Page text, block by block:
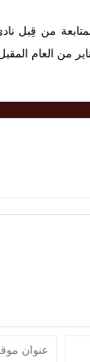
هدفٌ جديرٌ
من العام